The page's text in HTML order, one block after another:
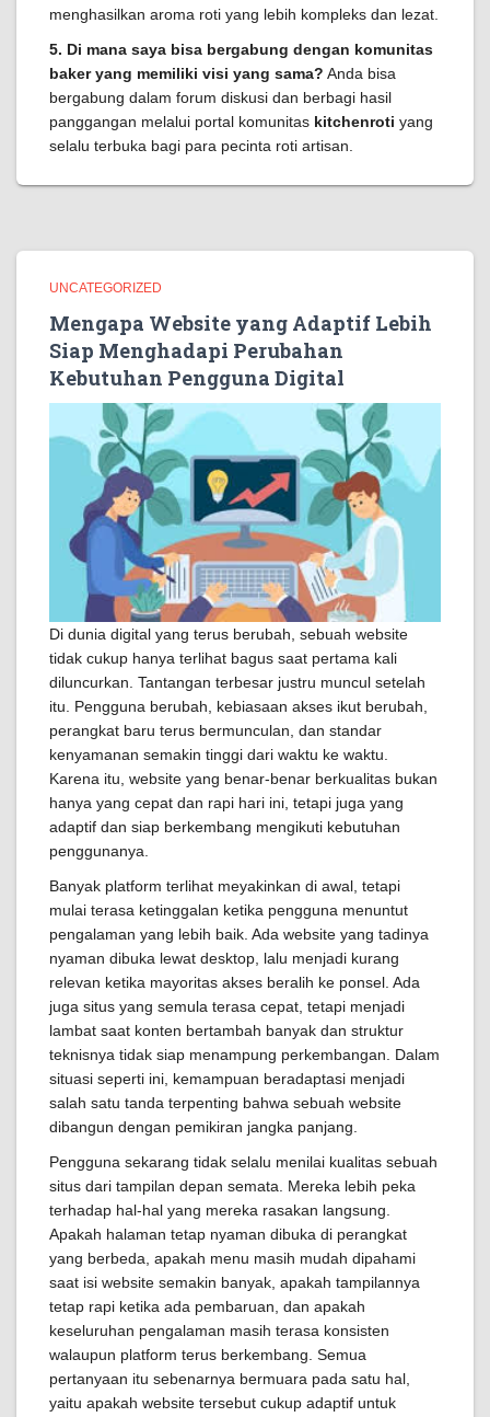
menghasilkan aroma roti yang lebih kompleks dan lezat.
5. Di mana saya bisa bergabung dengan komunitas
baker yang memiliki visi yang sama? Anda bisa
bergabung dalam forum diskusi dan berbagi hasil
panggangan melalui portal komunitas kitchenroti yang
selalu terbuka bagi para pecinta roti artisan.
UNCATEGORIZED
Mengapa Website yang Adaptif Lebih
Siap Menghadapi Perubahan
Kebutuhan Pengguna Digital
Di dunia digital yang terus berubah, sebuah website
tidak cukup hanya terlihat bagus saat pertama kali
diluncurkan. Tantangan terbesar justru muncul setelah
itu. Pengguna berubah, kebiasaan akses ikut berubah,
perangkat baru terus bermunculan, dan standar
kenyamanan semakin tinggi dari waktu ke waktu.
Karena itu, website yang benar-benar berkualitas bukan
hanya yang cepat dan rapi hari ini, tetapi juga yang
adaptif dan siap berkembang mengikuti kebutuhan
penggunanya.
Banyak platform terlihat meyakinkan di awal, tetapi
mulai terasa ketinggalan ketika pengguna menuntut
pengalaman yang lebih baik. Ada website yang tadinya
nyaman dibuka lewat desktop, lalu menjadi kurang
relevan ketika mayoritas akses beralih ke ponsel. Ada
juga situs yang semula terasa cepat, tetapi menjadi
lambat saat konten bertambah banyak dan struktur
teknisnya tidak siap menampung perkembangan. Dalam
situasi seperti ini, kemampuan beradaptasi menjadi
salah satu tanda terpenting bahwa sebuah website
dibangun dengan pemikiran jangka panjang.
Pengguna sekarang tidak selalu menilai kualitas sebuah
situs dari tampilan depan semata. Mereka lebih peka
terhadap hal-hal yang mereka rasakan langsung.
Apakah halaman tetap nyaman dibuka di perangkat
yang berbeda, apakah menu masih mudah dipahami
saat isi website semakin banyak, apakah tampilannya
tetap rapi ketika ada pembaruan, dan apakah
keseluruhan pengalaman masih terasa konsisten
walaupun platform terus berkembang. Semua
pertanyaan itu sebenarnya bermuara pada satu hal,
yaitu apakah website tersebut cukup adaptif untuk